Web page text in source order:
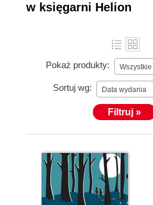
w księgarni Helion
Pokaż produkty: Wszystkie
Sortuj wg: Data wydania
Filtruj »